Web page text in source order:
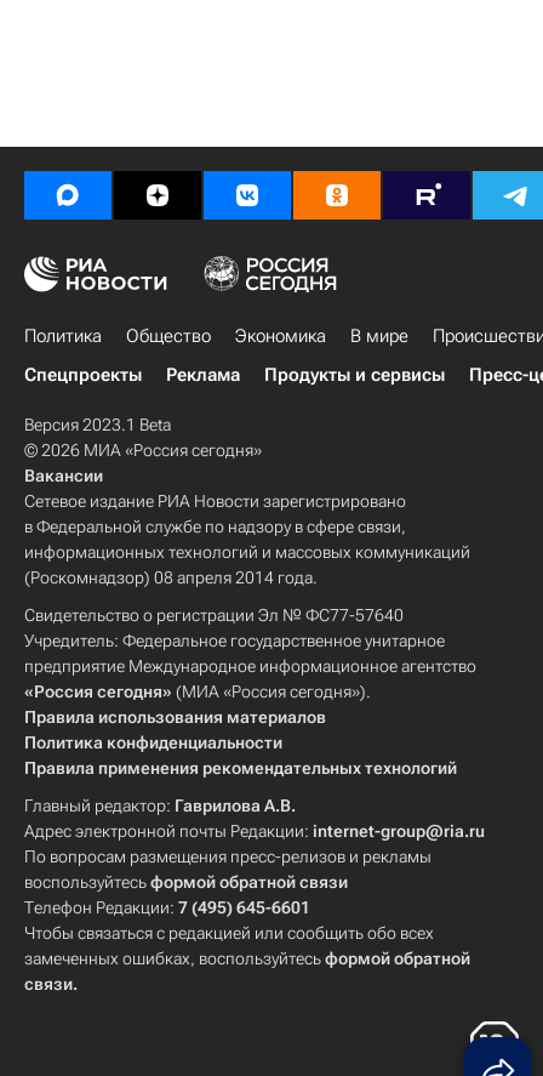
Политика Общество Экономика В мире
Спецпроекты
Реклама Продукты и сервисы Пресс-
Версия 2023.1 Beta
© 2026 МИА «Россия сегодня»
Вакансии
Сетевое издание РИА Новости зарегистрировано
в Федеральной службе по надзору в сфере связи,
информационных технологий и массовых коммуникаций
(Роскомнадзор) 08 апреля 2014 года.
Свидетельство о регистрации Эл № ФС77-57640
Учредитель: Федеральное государственное унитарное
предприятие Международное информационное агентство
«Россия сегодня» (МИА «Россия сегодня»).
Правила использования материалов
Политика конфиденциальности
Правила применения рекомендательных технологий
Главный редактор: Гаврилова А.В.
Адрес электронной почты Редакции: internet-group@ria.ru
По вопросам размещения пресс-релизов и рекламы
воспользуйтесьформой обратной связи
Телефон Редакции: 7 (495) 645-6601
Чтобы связаться с редакцией или сообщить обо всех
замеченных ошибках, воспользуйтесьформой обратной
связи.